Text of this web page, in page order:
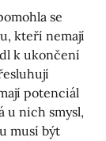
se
kteří nemají
k ukončení
potenciál
u nich smysl,
musí být